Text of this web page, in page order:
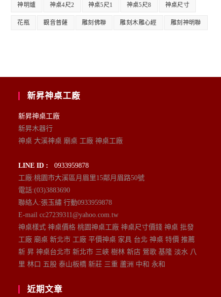
神明爐 神桌4尺2 神桌5尺1 神桌5尺8 神桌尺寸
花瓶 觀音普薩 雕刻佛聯 雕刻木雕心經 雕刻神明聯
新昇神桌工廠
新昇神桌工廠
新昇木器行
神桌 大溪神桌 廟桌 工廠 神桌工廠
LINE ID :
0933959878
工廠:桃園市大溪區月眉里15鄰月眉路50號
電話:(03)3883690
聯絡人:張玉繡 行動0933959878
E-mail cc27239311@yahoo.com.tw
神桌樣式 神桌價格 桃園神桌工廠 神桌尺寸價錢 神桌 批發
工廠 廟桌 新北市 工廠 平價神桌 家具 台北 神桌 特價 推薦
新 昇 神桌台北市 新北市 三峽 樹林 新店 鶯歌 基隆 淡水 八
里 林口 五股 泰山板橋 新莊 三重 蘆洲 中和 永和
近期文章